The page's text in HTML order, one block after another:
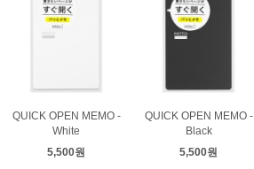
QUICK OPEN MEMO -
White
5,500원
QUICK OPEN MEMO -
Black
5,500원